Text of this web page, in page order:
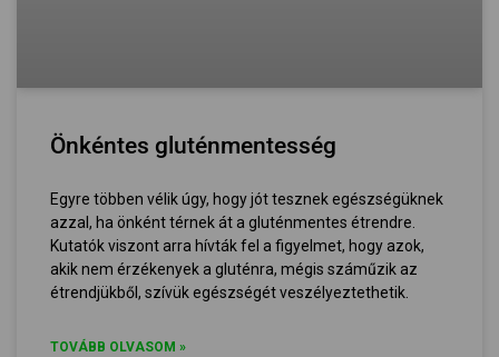
Önkéntes gluténmentesség
Egyre többen vélik úgy, hogy jót tesznek egészségüknek
azzal, ha önként térnek át a gluténmentes étrendre.
Kutatók viszont arra hívták fel a figyelmet, hogy azok,
akik nem érzékenyek a gluténra, mégis száműzik az
étrendjükből, szívük egészségét veszélyeztethetik.
TOVÁBB OLVASOM »